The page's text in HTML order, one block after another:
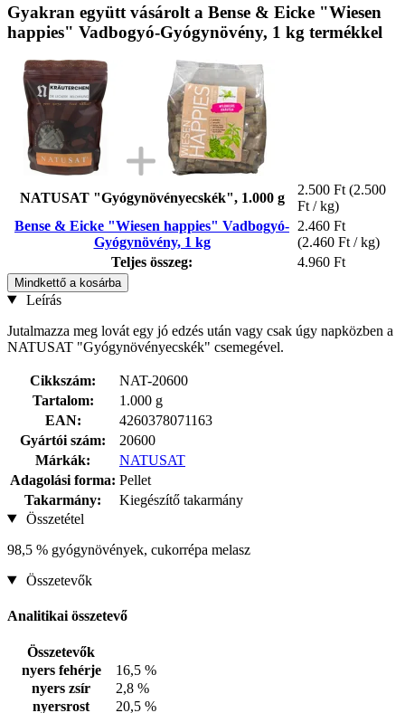
Gyakran együtt vásárolt a Bense & Eicke "Wiesen
happies" Vadbogyó-Gyógynövény, 1 kg termékkel
NATUSAT "Gyógynövényecskék", 1.000 g
2.500 Ft (2.500
Ft / kg)
Bense & Eicke "Wiesen happies" Vadbogyó-
Gyógynövény, 1 kg
2.460 Ft
(2.460 Ft / kg)
Teljes összeg:
4.960 Ft
Mindkettő a kosárba
Leírás
Jutalmazza meg lovát egy jó edzés után vagy csak úgy napközben a
NATUSAT "Gyógynövényecskék" csemegével.
Cikkszám:
NAT-20600
Tartalom:
1.000 g
EAN:
4260378071163
Gyártói szám:
20600
Márkák:
NATUSAT
Adagolási forma: Pellet
Takarmány:
Kiegészítő takarmány
Összetétel
98,5 % gyógynövények, cukorrépa melasz
Összetevők
Analitikai összetevő
Összetevők
nyers fehérje
16,5 %
nyers zsír
2,8 %
nyersrost
20,5 %